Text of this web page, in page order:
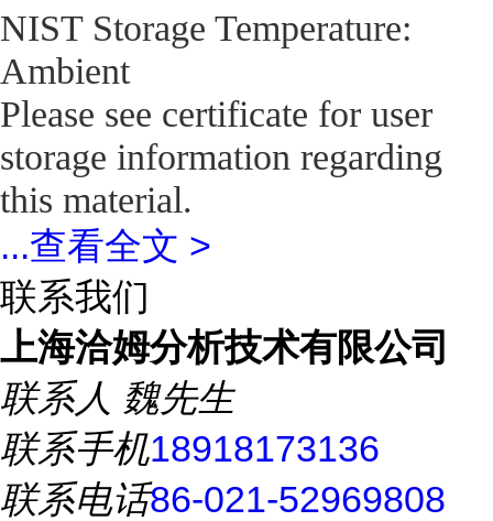
NIST Storage Temperature:
Ambient
Please see certificate for user
storage information regarding
this material.
...查看全文 >
联系我们
上海洽姆分析技术有限公司
联系人 魏先生
联系手机18918173136
联系电话86-021-52969808